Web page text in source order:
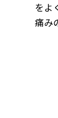
をよ
痛み